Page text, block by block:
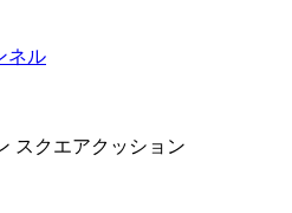
スクエアクッション